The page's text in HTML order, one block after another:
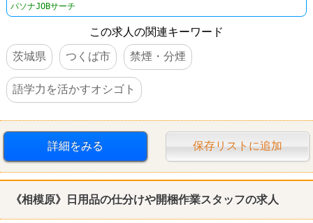
パソナJOBサーチ
この求人の関連キーワード
茨城県
つくば市 禁煙・分煙
語学力を活かすオシゴト
詳細をみる 保存リストに追加
《相模原》日用品の仕分けや開梱作業スタッフの求人